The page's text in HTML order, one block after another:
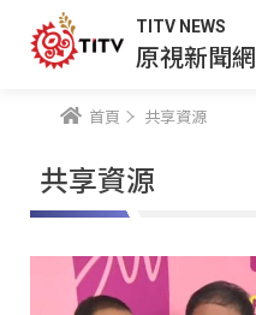
TITV NEWS
原視新聞網
首頁 共享資源
共享資源